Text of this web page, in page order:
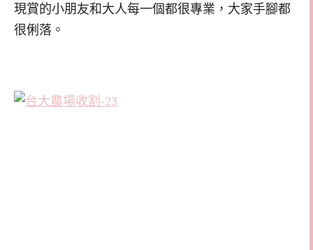
現賞的小朋友和大人每一個都很專業，大家手腳都
很俐落。